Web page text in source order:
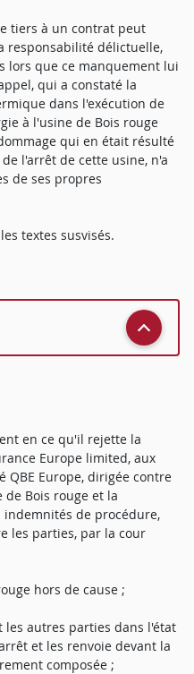
tiers à un contrat peut
responsabilité délictuelle,
lors que ce manquement lui
qui a constaté la
dans l'exécution de
à l'usine de Bois rouge
qui en était résulté
l'arrêt de cette usine, n'a
de ses propres
textes susvisés.
en ce qu'il rejette la
Europe limited, aux
Europe, dirigée contre
Bois rouge et la
indemnités de procédure,
les parties, par la cour
hors de cause ;
les autres parties dans l'état
et les renvoie devant la
composée ;